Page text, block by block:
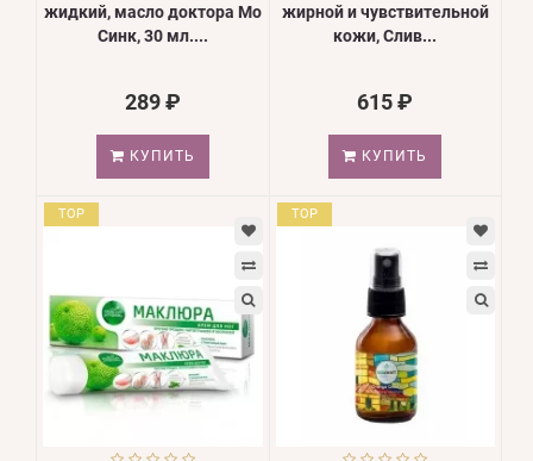
жидкий, масло доктора Мо
Синк, 30 мл....
289 ₽
КУПИТЬ
жирной и чувствительной
кожи, Слив...
615 ₽
КУПИТЬ
TOP TOP